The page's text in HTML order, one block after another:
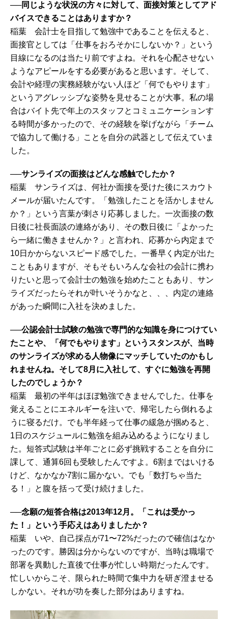
──同じような状況の方々に対して、面接対策としてアド
バイスできることはありますか？
稲葉 会計士を目指して勉強中であることを伝えると、
面接官としては「仕事をおろそかにしないか？」という
目線になるのは当たり前ですよね。それを心配させない
ようなアピールをする必要があると思います。そして、
会計や経理の実務経験がない人ほど「何でもやります」
というアグレッシブな姿勢を見せることが大事。私の場
合はバイト先で年上のスタッフとコミュニケーションす
る時間が多かったので、その経験を挙げながら「チーム
で協力して働ける」ことを自分の武器として伝えていま
した。
──サンライズの面接はどんな感触でしたか？
稲葉 サンライズは、何社か面接を受けた後にスカウト
メールが届いたんです。「勉強したことを活かしません
か？」という言葉が刺さり応募しました。一次面接の数
日後に社長面談の連絡があり、その数日後に「よかった
ら一緒に働きませんか？」と言われ、応募から内定まで
10日かからないスピード感でした。一番早く内定が出た
こともありますが、そもそもいろんな会社の会計に携わ
りたいと思って会計士の勉強を始めたこともあり、サン
ライズだったらそれが叶いそうかなと、、、内定の連絡
があった瞬間に入社を決めました。
──公認会計士試験の勉強で専門的な知識を身につけてい
たことや、「何でもやります」というスタンスが、当時
のサンライズが求める人物像にマッチしていたのかもし
れませんね。そして8月に入社して、すぐに勉強を再開
したのでしょうか？
稲葉 最初の半年はほぼ勉強できませんでした。仕事を
覚えることにエネルギーを注いで、帰宅したら倒れるよ
うに寝るだけ。でも半年経って仕事の緩急が掴めると、
1日のスケジュールに勉強を組み込めるようになりまし
た。短答式試験は半年ごとに必ず挑戦することを自分に
課して、通算6回も受験したんですよ。6割まではいける
けど、なかなか7割に届かない。でも「数打ちゃ当た
る！」と腹を括って受け続けました。
──念願の短答合格は2013年12月。「これは受かっ
た！」という手応えはありましたか？
稲葉 いや、自己採点が71〜72%だったので確信はなか
ったのです。勝因は分からないのですが、当時は職場で
部署を異動した直後で仕事が忙しい時期だったんです。
忙しいからこそ、限られた時間で集中力を研ぎ澄ませる
しかない。それが功を奏した部分はありますね。